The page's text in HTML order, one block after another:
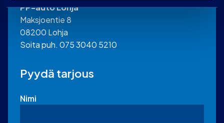
PP-auto Lohja
Maksjoentie 8
08200 Lohja
Soita puh. 075 3040 5210
Pyydä tarjous
Nimi